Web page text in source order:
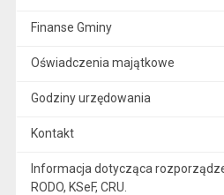
Finanse Gminy
Oświadczenia majątkowe
Godziny urzędowania
Kontakt
Informacja dotycząca
RODO, KSeF, CRU.